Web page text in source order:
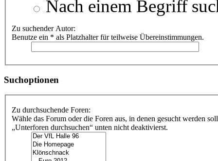
Nach einem Begriff
Zu suchender Autor:
Benutze ein * als Platzhalter für teilweise Übereinstimmungen.
Suchoptionen
Zu durchsuchende Foren:
Wähle das Forum oder die Foren aus, in denen gesucht werden
„Unterforen durchsuchen“ unten nicht deaktivierst.